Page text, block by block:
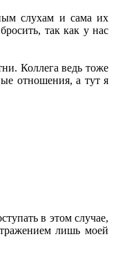
слухам и сама их
так как у нас
Коллега ведь тоже
отношения, а тут я
в этом случае,
лишь моей